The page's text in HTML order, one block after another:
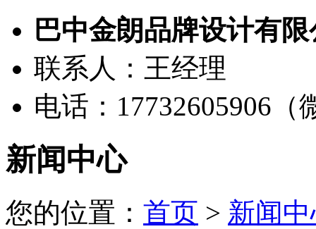
巴中金朗品牌设计有
联系人：王经理
电话：17732605906（
新闻中心
您的位置： 首页 > 新闻